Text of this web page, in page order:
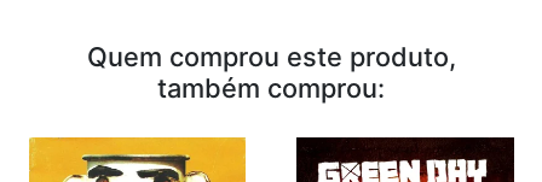
Quem comprou este produto,
também comprou: